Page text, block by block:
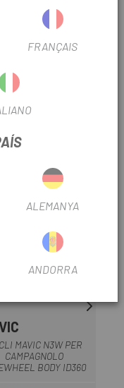
MAVIC N3W PER
CAMPAGNOLO
BODY ID360
FRANÇAIS
ALEMANYA
ANDORRA